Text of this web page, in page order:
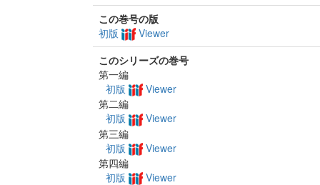
この巻号の版
初版
Viewer
このシリーズの巻号
第一編
初版
Viewer
第二編
初版
Viewer
第三編
初版
Viewer
第四編
初版
Viewer